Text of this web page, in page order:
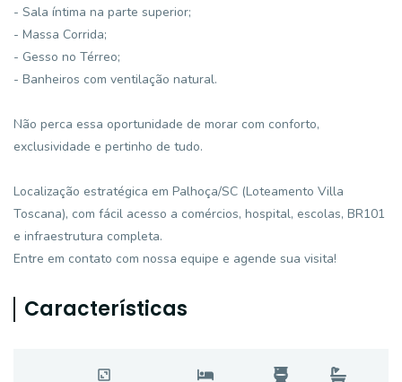
- Sala íntima na parte superior;
- Massa Corrida;
- Gesso no Térreo;
- Banheiros com ventilação natural.
Não perca essa oportunidade de morar com conforto,
exclusividade e pertinho de tudo.
Localização estratégica em Palhoça/SC (Loteamento Villa
Toscana), com fácil acesso a comércios, hospital, escolas, BR101
e infraestrutura completa.
Entre em contato com nossa equipe e agende sua visita!
Características